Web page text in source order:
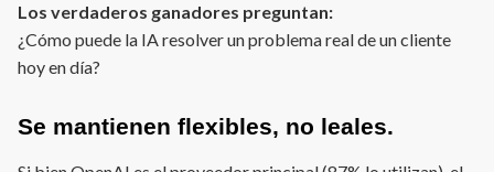
Los verdaderos ganadores preguntan:
¿Cómo puede la IA resolver un problema real de un cliente
hoy en día?
Se mantienen flexibles, no leales.